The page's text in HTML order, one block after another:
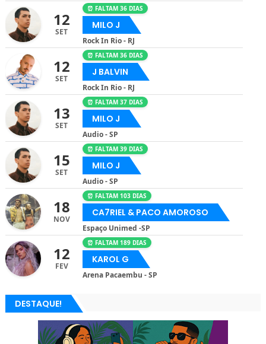
12
SET
⏰ FALTAM 36 DIAS
MILO J
Rock In Rio - RJ
12
SET
⏰ FALTAM 36 DIAS
J BALVIN
Rock In Rio - RJ
13
SET
⏰ FALTAM 37 DIAS
MILO J
Audio - SP
15
SET
⏰ FALTAM 39 DIAS
MILO J
Audio - SP
18
NOV
⏰ FALTAM 103 DIAS
CA7RIEL & PACO AMOROSO
Espaço Unimed -SP
12
FEV
⏰ FALTAM 189 DIAS
KAROL G
Arena Pacaembu - SP
DESTAQUE!